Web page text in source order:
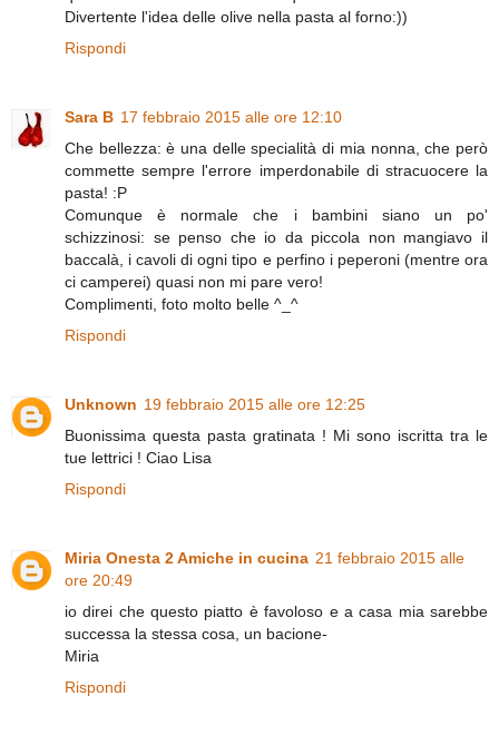
Divertente l'idea delle olive nella pasta al forno:))
Rispondi
Sara B 17 febbraio 2015 alle ore 12:10
Che bellezza: è una delle specialità di mia nonna, che però
commette sempre l'errore imperdonabile di stracuocere la
pasta! :P
Comunque è normale che i bambini siano un po'
schizzinosi: se penso che io da piccola non mangiavo il
baccalà, i cavoli di ogni tipo e perfino i peperoni (mentre ora
ci camperei) quasi non mi pare vero!
Complimenti, foto molto belle ^_^
Rispondi
Unknown 19 febbraio 2015 alle ore 12:25
Buonissima questa pasta gratinata ! Mi sono iscritta tra le
tue lettrici ! Ciao Lisa
Rispondi
Miria Onesta 2 Amiche in cucina 21 febbraio 2015 alle
ore 20:49
io direi che questo piatto è favoloso e a casa mia sarebbe
successa la stessa cosa, un bacione-
Miria
Rispondi